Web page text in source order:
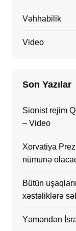
Vəhhabilik
Video
Son Yazılar
Sionist rejim
– Video
Xorvatiya
nümunə
Bütün
xəstəliklərə
Yəməndən